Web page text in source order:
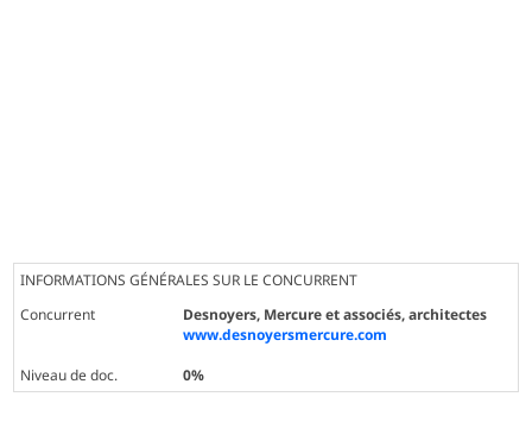
INFORMATIONS GÉNÉRALES SUR LE CONCURRENT
Concurrent
Desnoyers, Mercure et associés, architectes
www.desnoyersmercure.com
Niveau de doc.
0%